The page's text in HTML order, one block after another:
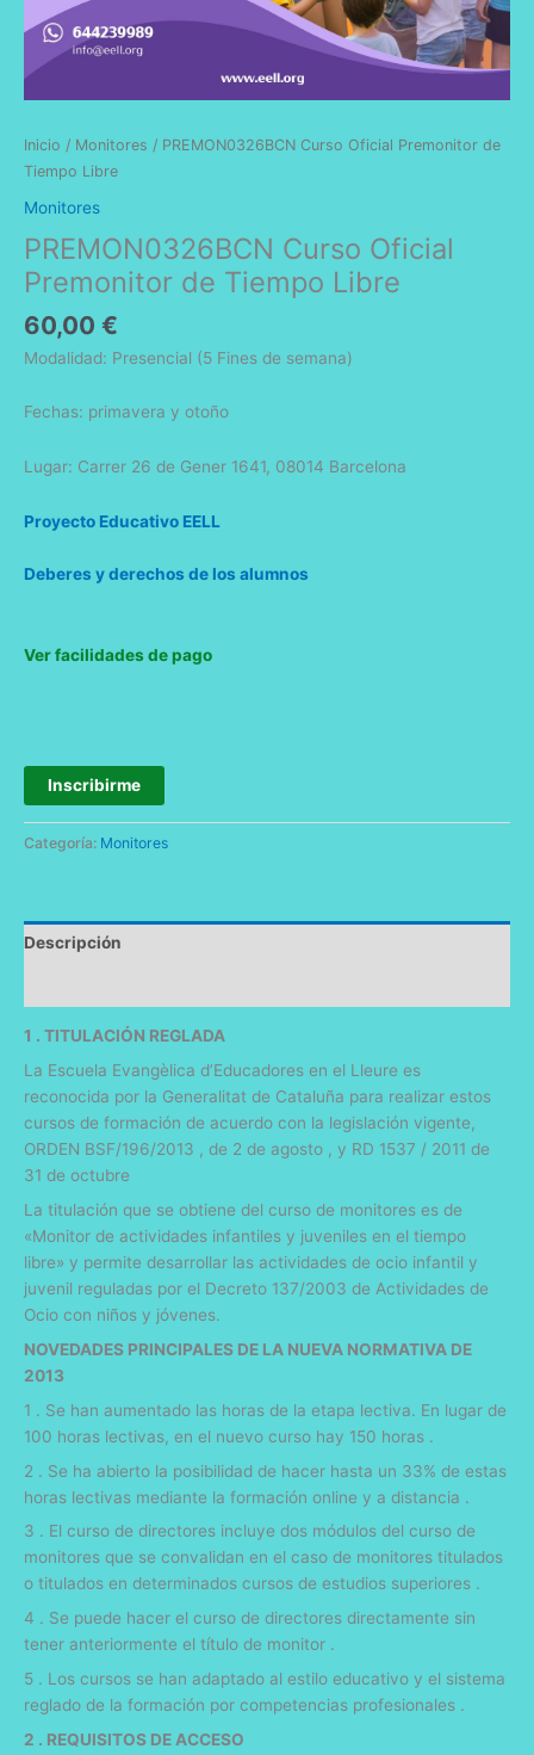
Inicio / Monitores / PREMON0326BCN Curso Oficial Premonitor de
Tiempo Libre
Monitores
PREMON0326BCN Curso Oficial
Premonitor de Tiempo Libre
60,00 €
Modalidad: Presencial (5 Fines de semana)
Fechas: primavera y otoño
Lugar: Carrer 26 de Gener 1641, 08014 Barcelona
Proyecto Educativo EELL
Deberes y derechos de los alumnos
Ver facilidades de pago
Inscribirme
Categoría: Monitores
Descripción
1 . TITULACIÓN REGLADA
La Escuela Evangèlica d’Educadores en el Lleure es
reconocida por la Generalitat de Cataluña para realizar estos
cursos de formación de acuerdo con la legislación vigente,
ORDEN BSF/196/2013 , de 2 de agosto , y RD 1537 / 2011 de
31 de octubre
La titulación que se obtiene del curso de monitores es de
«Monitor de actividades infantiles y juveniles en el tiempo
libre» y permite desarrollar las actividades de ocio infantil y
juvenil reguladas por el Decreto 137/2003 de Actividades de
Ocio con niños y jóvenes.
NOVEDADES PRINCIPALES DE LA NUEVA NORMATIVA DE
2013
1 . Se han aumentado las horas de la etapa lectiva. En lugar de
100 horas lectivas, en el nuevo curso hay 150 horas .
2 . Se ha abierto la posibilidad de hacer hasta un 33% de estas
horas lectivas mediante la formación online y a distancia .
3 . El curso de directores incluye dos módulos del curso de
monitores que se convalidan en el caso de monitores titulados
o titulados en determinados cursos de estudios superiores .
4 . Se puede hacer el curso de directores directamente sin
tener anteriormente el título de monitor .
5 . Los cursos se han adaptado al estilo educativo y el sistema
reglado de la formación por competencias profesionales .
2 . REQUISITOS DE ACCESO